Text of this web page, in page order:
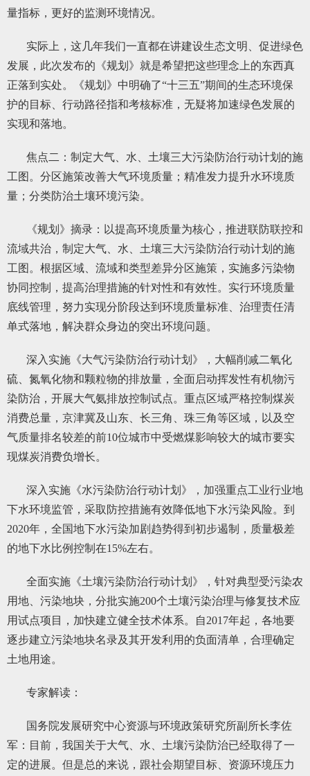
量指标，更好的监测环境情况。
实际上，这几年我们一直都在讲建设生态文明、促进绿色
发展，此次发布的《规划》就是希望把这些理念上的东西真
正落到实处。《规划》中明确了“十三五”期间的生态环境保
护的目标、行动路径指和考核标准，无疑将加速绿色发展的
实现和落地。
焦点二：制定大气、水、土壤三大污染防治行动计划的施
工图。分区施策改善大气环境质量；精准发力提升水环境质
量；分类防治土壤环境污染。
《规划》摘录：以提高环境质量为核心，推进联防联控和
流域共治，制定大气、水、土壤三大污染防治行动计划的施
工图。根据区域、流域和类型差异分区施策，实施多污染物
协同控制，提高治理措施的针对性和有效性。实行环境质量
底线管理，努力实现分阶段达到环境质量标准、治理责任清
单式落地，解决群众身边的突出环境问题。
深入实施《大气污染防治行动计划》，大幅削减二氧化
硫、氮氧化物和颗粒物的排放量，全面启动挥发性有机物污
染防治，开展大气氨排放控制试点。重点区域严格控制煤炭
消费总量，京津冀及山东、长三角、珠三角等区域，以及空
气质量排名较差的前10位城市中受燃煤影响较大的城市要实
现煤炭消费负增长。
深入实施《水污染防治行动计划》，加强重点工业行业地
下水环境监管，采取防控措施有效降低地下水污染风险。到
2020年，全国地下水污染加剧趋势得到初步遏制，质量极差
的地下水比例控制在15%左右。
全面实施《土壤污染防治行动计划》，针对典型受污染农
用地、污染地块，分批实施200个土壤污染治理与修复技术应
用试点项目，加快建立健全技术体系。自2017年起，各地要
逐步建立污染地块名录及其开发利用的负面清单，合理确定
土地用途。
专家解读：
国务院发展研究中心资源与环境政策研究所副所长李佐
军：目前，我国关于大气、水、土壤污染防治已经取得了一
定的进展。但是总的来说，跟社会期望目标、资源环境压力